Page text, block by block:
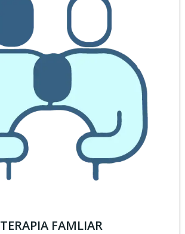
TERAPIA FAMLIAR